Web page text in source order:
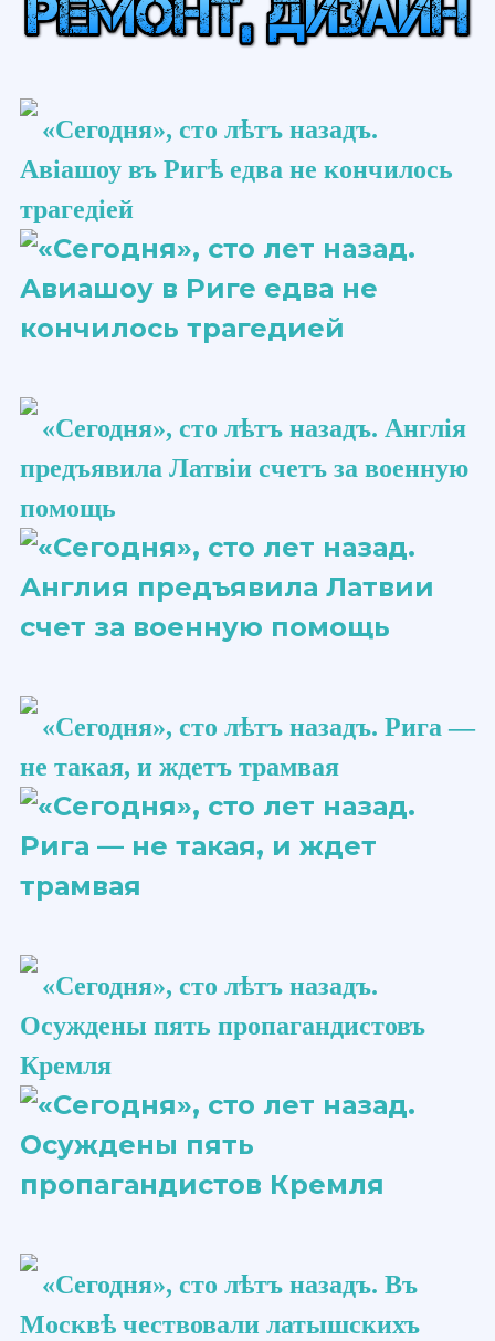
«Сегодня», сто ​лѣтъ​ назадъ.
Авіашоу​ въ Ригѣ едва не кончилось
трагедіей
«Сегодня», сто ​лѣтъ​ назадъ. Англія
предъявила Латвіи счетъ за военную
помощь
«Сегодня», сто ​лѣтъ​ назадъ. Рига —
не такая, и ждетъ трамвая
«Сегодня», сто ​лѣтъ​ назадъ.
Осуждены пять пропагандистовъ
Кремля
«Сегодня», сто ​лѣтъ​ назадъ. Въ
Москвѣ чествовали латышскихъ